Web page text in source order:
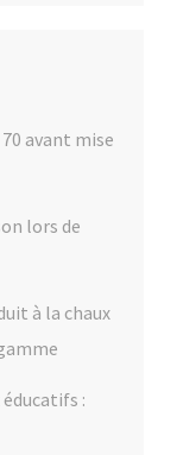
avant mise
lors de
à la chaux
: